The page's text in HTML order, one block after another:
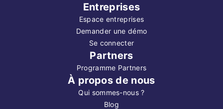
Entreprises
Espace entreprises
Demander une démo
Se connecter
Partners
Programme Partners
À propos de nous
Qui sommes-nous ?
Blog